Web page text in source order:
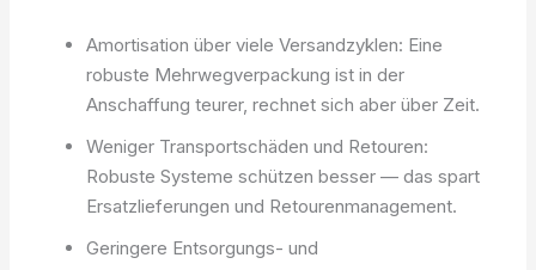
Amortisation über viele Versandzyklen: Eine
robuste Mehrwegverpackung ist in der
Anschaffung teurer, rechnet sich aber über Zeit.
Weniger Transportschäden und Retouren:
Robuste Systeme schützen besser — das spart
Ersatzlieferungen und Retourenmanagement.
Geringere Entsorgungs- und